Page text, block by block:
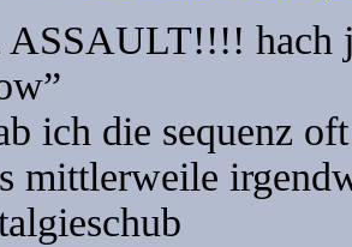
hach
ich die sequenz
mittlerweile